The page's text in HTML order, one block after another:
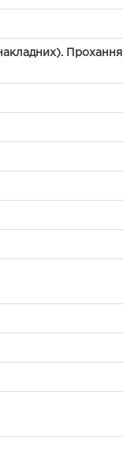
Прохання